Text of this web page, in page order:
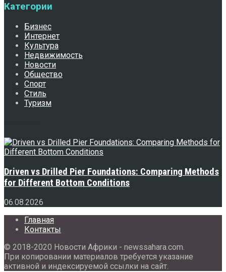
Категории
Бизнес
Интернет
Культура
Недвижимость
Новости
Общество
Спорт
Стиль
Туризм
Driven vs Drilled Pier Foundations: Comparing Methods
for Different Bottom Conditions
06.08.2026
Главная
Контакты
© 2018-2020 Новости Африки - newssahara.com.
При копировании материалов требуется указание
активной и индексируемой ссылки на сайт.